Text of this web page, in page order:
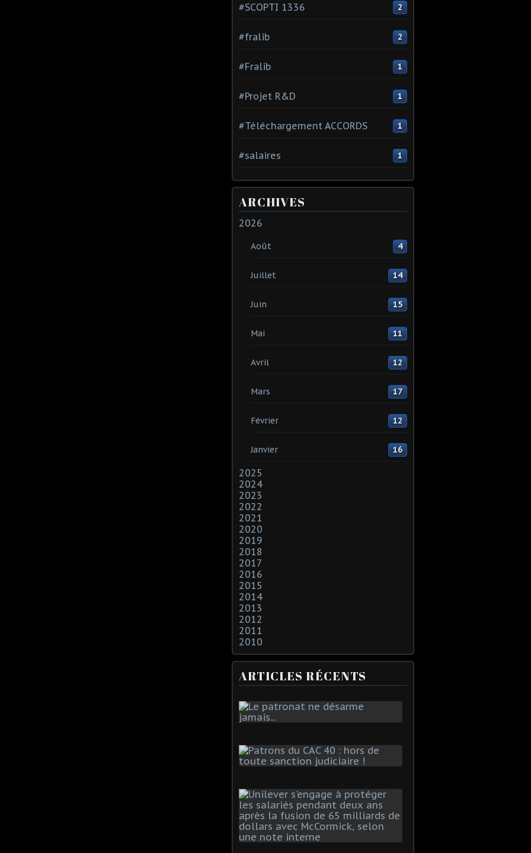
#SCOPTI 1336 2
#fralib 2
#Fralib 1
#Projet R&D 1
#Téléchargement ACCORDS 1
#salaires 1
ARCHIVES
2026
Août 4
Juillet 14
Juin 15
Mai 11
Avril 12
Mars 17
Février 12
Janvier 16
2025
2024
2023
2022
2021
2020
2019
2018
2017
2016
2015
2014
2013
2012
2011
2010
ARTICLES RÉCENTS